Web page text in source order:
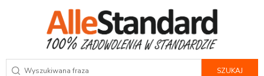
SZUKAJ